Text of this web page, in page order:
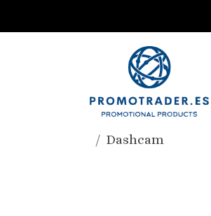
Dashcam